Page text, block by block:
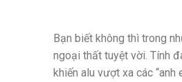
Bạn biết không thì trong
ngoại thất tuyệt vời. Tính
khiến alu vượt xa các “anh